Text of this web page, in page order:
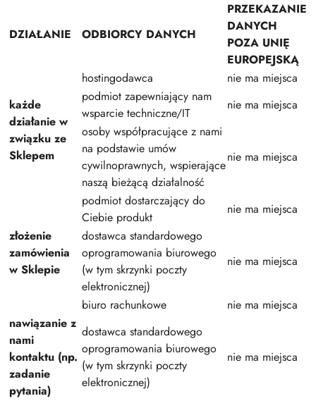
DZIAŁANIE ODBIORCY DANYCH
PRZEKAZANIE
DANYCH
POZA UNIĘ
EUROPEJSKĄ
każde
działanie w
związku ze
Sklepem
hostingodawca
nie ma miejsca
podmiot zapewniający nam
wsparcie techniczne/IT
nie ma miejsca
osoby współpracujące z nami
na podstawie umów
cywilnoprawnych, wspierające
naszą bieżącą działalność
nie ma miejsca
złożenie
zamówienia
w Sklepie
podmiot dostarczający do
Ciebie produkt
nie ma miejsca
dostawca standardowego
oprogramowania biurowego
(w tym skrzynki poczty
elektronicznej)
nie ma miejsca
biuro rachunkowe
nie ma miejsca
nawiązanie z
nami
kontaktu (np.
zadanie
pytania)
dostawca standardowego
oprogramowania biurowego
(w tym skrzynki poczty
elektronicznej)
nie ma miejsca